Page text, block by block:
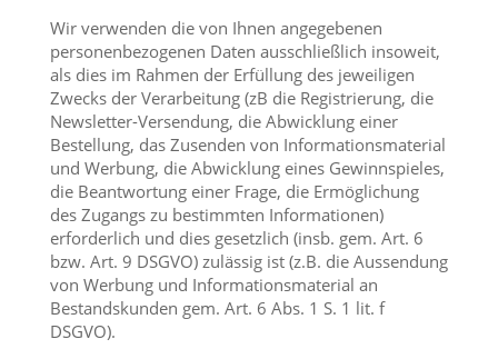
Wir verwenden die von Ihnen angegebenen
personenbezogenen Daten ausschließlich insoweit,
als dies im Rahmen der Erfüllung des jeweiligen
Zwecks der Verarbeitung (zB die Registrierung, die
Newsletter-Versendung, die Abwicklung einer
Bestellung, das Zusenden von Informationsmaterial
und Werbung, die Abwicklung eines Gewinnspieles,
die Beantwortung einer Frage, die Ermöglichung
des Zugangs zu bestimmten Informationen)
erforderlich und dies gesetzlich (insb. gem. Art. 6
bzw. Art. 9 DSGVO) zulässig ist (z.B. die Aussendung
von Werbung und Informationsmaterial an
Bestandskunden gem. Art. 6 Abs. 1 S. 1 lit. f
DSGVO).